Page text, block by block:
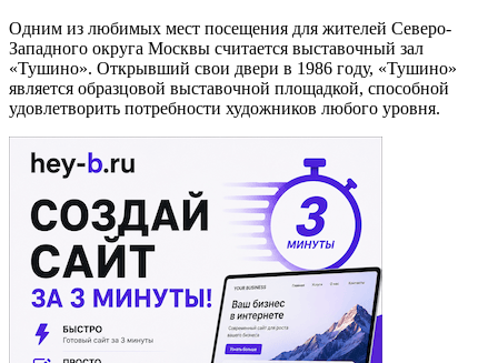
Одним из любимых мест посещения для жителей Северо-
Западного округа Москвы считается выставочный зал
«Тушино». Открывший свои двери в 1986 году, «Тушино»
является образцовой выставочной площадкой, способной
удовлетворить потребности художников любого уровня.